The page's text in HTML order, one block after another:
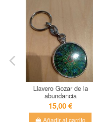
Llavero Gozar de la
abundancia
15,00 €
Añadir al carrito